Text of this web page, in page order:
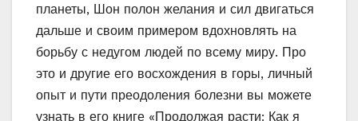
планеты, Шон полон желания и сил двигаться
дальше и своим примером вдохновлять на
борьбу с недугом людей по всему миру. Про
это и другие его восхождения в горы, личный
опыт и пути преодоления болезни вы можете
узнать в его книге «Продолжая расти: Как я